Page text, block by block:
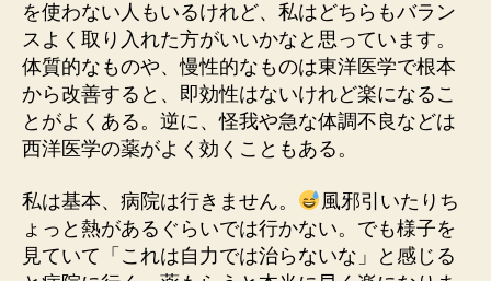
を使わない人もいるけれど、私はどちらもバラン
スよく取り入れた方がいいかなと思っています。
体質的なものや、慢性的なものは東洋医学で根本
から改善すると、即効性はないけれど楽になるこ
とがよくある。逆に、怪我や急な体調不良などは
西洋医学の薬がよく効くこともある。
私は基本、病院は行きません。
風邪引いたりち
ょっと熱があるぐらいでは行かない。でも様子を
見ていて「これは自力では治らないな」と感じる